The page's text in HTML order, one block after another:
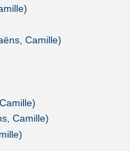
Camille)
Camille)